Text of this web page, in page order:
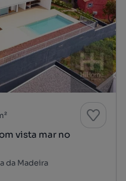
vista mar no
da Madeira